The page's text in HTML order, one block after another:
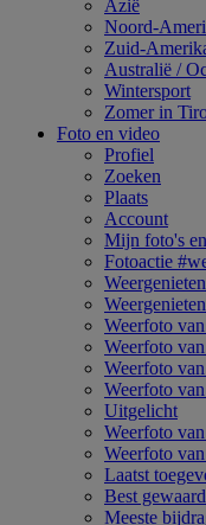
Azië
Noord-
Zuid-
Australië /
Wintersport
Zomer in
Foto en video
Profiel
Zoeken
Plaats
Account
Mijn foto's
Fotoactie
Weerfoto
Weerfoto
Weerfoto
Weerfoto
Uitgelicht
Weerfoto
Weerfoto
Laatst
Best
Meeste